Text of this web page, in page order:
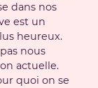
dans nos
est un
heureux.
nous
actuelle.
quoi on se